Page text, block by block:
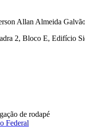
Allan Almeida
2, Bloco E, Edifício
de rodapé